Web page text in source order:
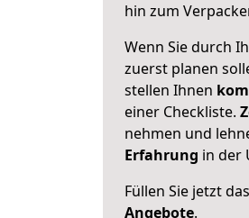
hin zum
Wenn Sie durch
zuerst planen
stellen Ihnen
einer Checkliste.
nehmen und
Erfahrung in der
Füllen Sie jetzt
Angebote.